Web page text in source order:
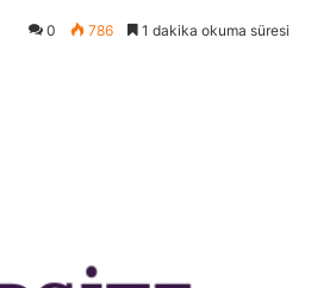
0 786 1 dakika okuma süresi